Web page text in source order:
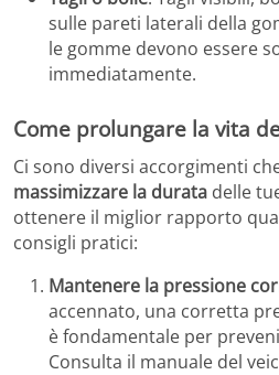
sulle pareti laterali della
le gomme devono essere
immediatamente.
Come prolungare la vita
Ci sono diversi accorgimenti
massimizzare la durata delle
ottenere il miglior rapporto
consigli pratici:
Mantenere la pressione
accennato, una corretta
è fondamentale per
Consulta il manuale del